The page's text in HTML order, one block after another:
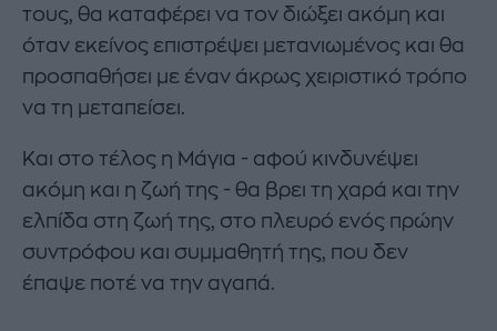
τους, θα καταφέρει να τον διώξει ακόμη και
όταν εκείνος επιστρέψει μετανιωμένος και θα
προσπαθήσει με έναν άκρως χειριστικό τρόπο
να τη μεταπείσει.
Και στο τέλος η Μάγια - αφού κινδυνέψει
ακόμη και η ζωή της - θα βρει τη χαρά και την
ελπίδα στη ζωή της, στο πλευρό ενός πρώην
συντρόφου και συμμαθητή της, που δεν
έπαψε ποτέ να την αγαπά.